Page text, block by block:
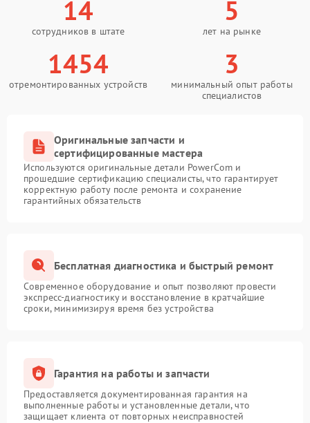
14
сотрудников в штате
5
лет на рынке
1454
отремонтированных устройств
3
минимальный опыт работы
специалистов
Оригинальные запчасти и
сертифицированные мастера
Используются оригинальные детали PowerCom и
прошедшие сертификацию специалисты, что гарантирует
корректную работу после ремонта и сохранение
гарантийных обязательств
Бесплатная диагностика и быстрый ремонт
Современное оборудование и опыт позволяют провести
экспресс-диагностику и восстановление в кратчайшие
сроки, минимизируя время без устройства
Гарантия на работы и запчасти
Предоставляется документированная гарантия на
выполненные работы и установленные детали, что
защищает клиента от повторных неисправностей